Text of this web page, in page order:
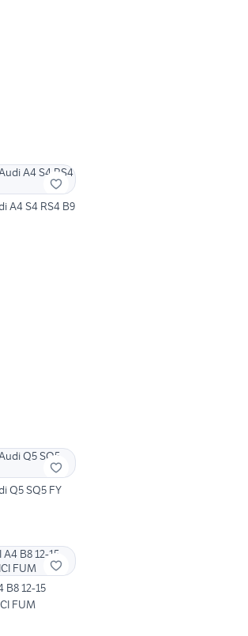
A4 S4 RS4 B9
Q5 SQ5 FY
B8 12-15
FUM